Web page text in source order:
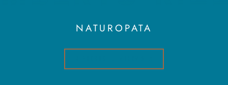
NATUROPATA